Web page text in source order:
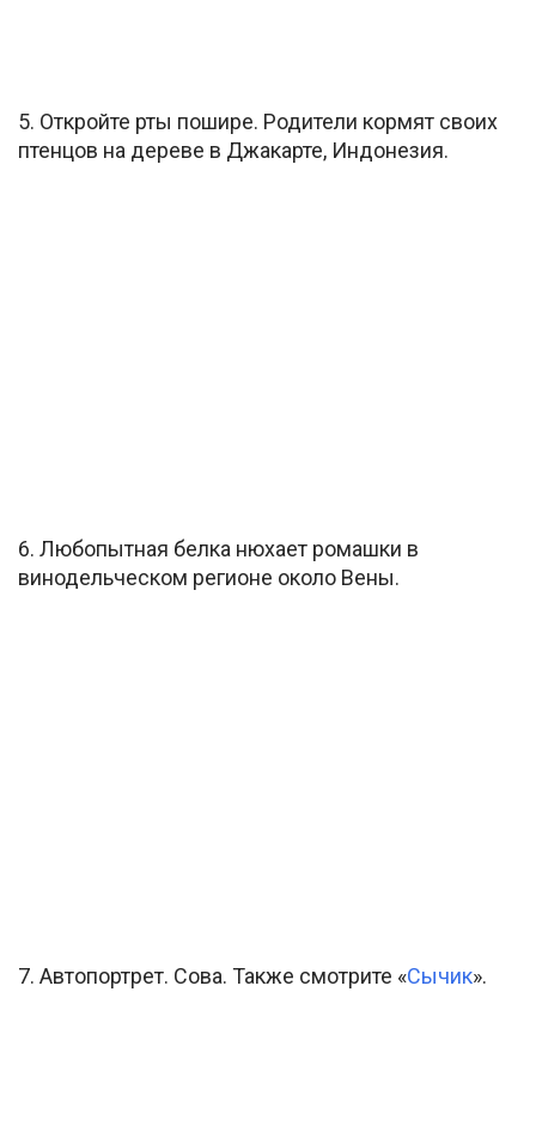
5. Откройте рты пошире. Родители кормят своих
птенцов на дереве в Джакарте, Индонезия.
6. Любопытная белка нюхает ромашки в
винодельческом регионе около Вены.
7. Автопортрет. Сова. Также смотрите «Сычик».